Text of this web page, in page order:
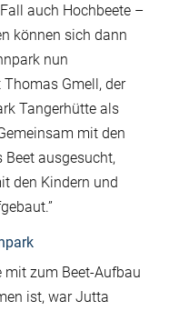
auch Hochbeete –
können sich dann
nun
Thomas Gmell, der
Tangerhütte als
mit den
Beet ausgesucht,
den Kindern und
mit zum Beet-Aufbau
ist, war Jutta